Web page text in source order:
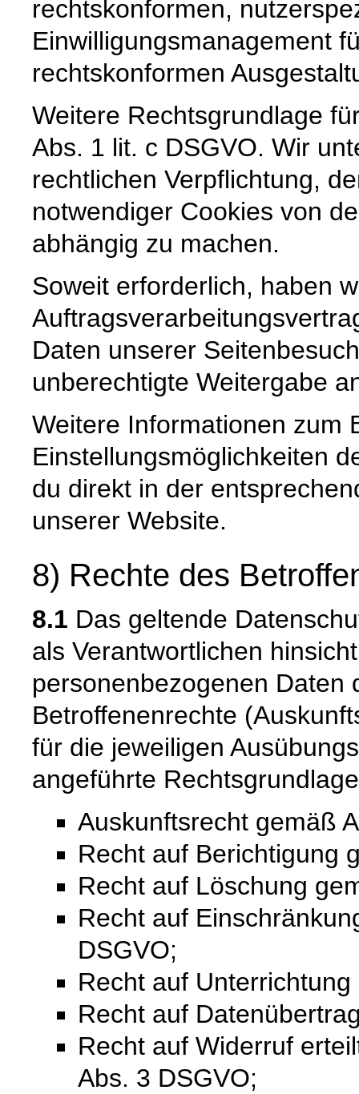
rechtskonformen,
Einwilligungsmanagement
rechtskonformen
Weitere Rechtsgrundlage
Abs. 1 lit. c DSGVO. Wir
rechtlichen Verpflichtung,
notwendiger Cookies von
abhängig zu machen.
Soweit erforderlich, haben
Daten unserer
unberechtigte Weitergabe
Weitere Informationen zum
Einstellungsmöglichkeiten
du direkt in der
unserer Website.
8) Rechte des
8.1 Das geltende
als Verantwortlichen
personenbezogenen Daten
Betroffenenrechte
für die jeweiligen
angeführte
Auskunftsrecht gemäß
Recht auf Berichtigung
Recht auf Löschung
Recht auf
DSGVO;
Recht auf
Recht auf
Recht auf Widerruf
Abs. 3 DSGVO;